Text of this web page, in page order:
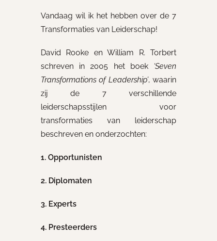
Vandaag wil ik het hebben over de 7
Transformaties van Leiderschap!
David Rooke en William R. Torbert
schreven in 2005 het boek ‘Seven
Transformations of Leadership’, waarin
zij de 7 verschillende
leiderschapsstijlen voor
transformaties van leiderschap
beschreven en onderzochten:
1. Opportunisten
2. Diplomaten
3. Experts
4. Presteerders